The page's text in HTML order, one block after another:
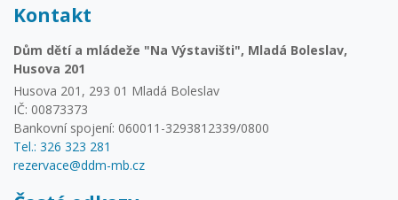
Kontakt
Dům dětí a mládeže "Na Výstavišti", Mladá Boleslav,
Husova 201
Husova 201, 293 01 Mladá Boleslav
IČ: 00873373
Bankovní spojení: 060011-3293812339/0800
Tel.: 326 323 281
rezervace@ddm-mb.cz